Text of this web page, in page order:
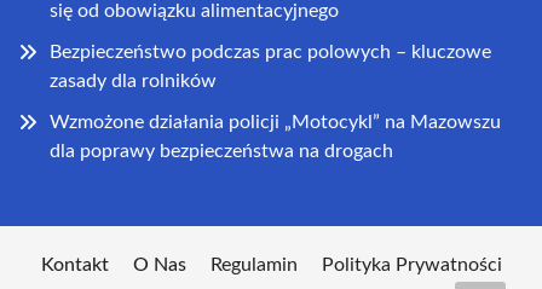
się od obowiązku alimentacyjnego
Bezpieczeństwo podczas prac polowych – kluczowe
zasady dla rolników
Wzmożone działania policji „Motocykl” na Mazowszu
dla poprawy bezpieczeństwa na drogach
Kontakt O Nas Regulamin Polityka Prywatności